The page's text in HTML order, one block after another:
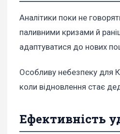
Аналітики поки не
паливними кризами й
адаптуватися до нових
Особливу небезпеку для
коли відновлення стає
Ефективність